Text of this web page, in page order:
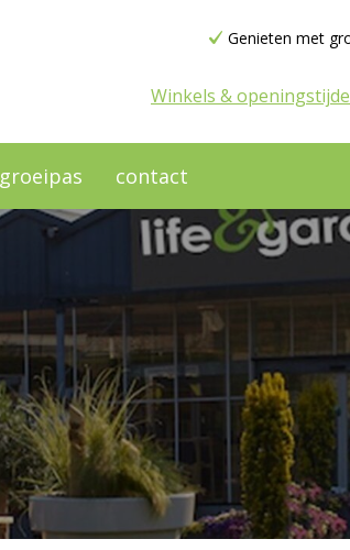
Genieten met
Winkels &
groeipas contact